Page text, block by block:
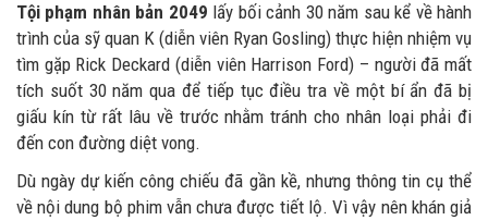
Tội phạm nhân bản 2049 lấy bối cảnh 30 năm sau kể về hành
trình của sỹ quan K (diễn viên Ryan Gosling) thực hiện nhiệm vụ
tìm gặp Rick Deckard (diễn viên Harrison Ford) – người đã mất
tích suốt 30 năm qua để tiếp tục điều tra về một bí ẩn đã bị
giấu kín từ rất lâu về trước nhằm tránh cho nhân loại phải đi
đến con đường diệt vong.
Dù ngày dự kiến công chiếu đã gần kề, nhưng thông tin cụ thể
về nội dung bộ phim vẫn chưa được tiết lộ. Vì vậy nên khán giả